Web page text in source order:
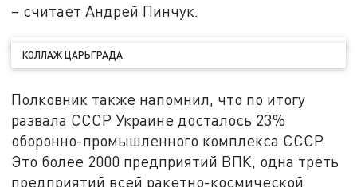
– считает Андрей Пинчук.
КОЛЛАЖ ЦАРЬГРАДА
Полковник также напомнил, что по итогу
развала СССР Украине досталось 23%
оборонно-промышленного комплекса СССР.
Это более 2000 предприятий ВПК, одна треть
предприятий всей ракетно-космической